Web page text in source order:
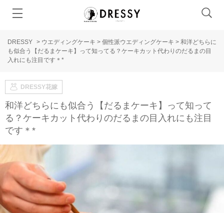
DRESSY > ウエディングケーキ > 個性派ウエディングケーキ > 和洋どちらに
も似合う【だるまケーキ】って知ってる？ケーキカット代わりのだるまの目
入れにも注目です＊*
DRESSY花嫁
和洋どちらにも似合う【だるまケーキ】って知って
る？ケーキカット代わりのだるまの目入れにも注目
です＊*